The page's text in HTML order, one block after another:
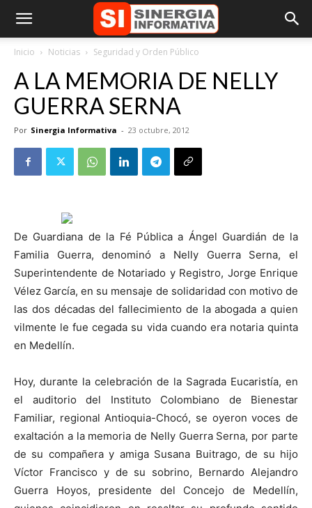
Inicio Noticias Seguridad y Orden Público
A LA MEMORIA DE NELLY
GUERRA SERNA
Por Sinergia Informativa - 23 octubre, 2012
De Guardiana de la Fé Pública a Ángel Guardián de la
Familia Guerra, denominó a Nelly Guerra Serna, el
Superintendente de Notariado y Registro, Jorge Enrique
Vélez García, en su mensaje de solidaridad con motivo de
las dos décadas del fallecimiento de la abogada a quien
vilmente le fue cegada su vida cuando era notaria quinta
en Medellín.
Hoy, durante la celebración de la Sagrada Eucaristía, en
el auditorio del Instituto Colombiano de Bienestar
Familiar, regional Antioquia-Chocó, se oyeron voces de
exaltación a la memoria de Nelly Guerra Serna, por parte
de su compañera y amiga Susana Buitrago, de su hijo
Víctor Francisco y de su sobrino, Bernardo Alejandro
Guerra Hoyos, presidente del Concejo de Medellín,